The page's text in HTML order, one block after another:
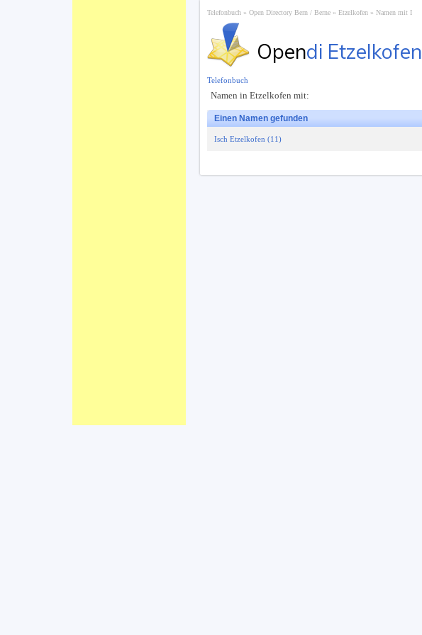
Telefonbuch Open Directory Bern / Berne Etzelkofen Namen mit I
Opendi Etzelkofen
Namen in Etzelkofen mit:
Einen Namen gefunden
Isch Etzelkofen (11)
Telefonbuch